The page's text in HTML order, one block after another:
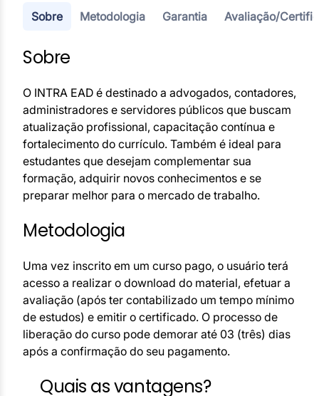
Sobre Metodologia Garantia Avaliação/
Sobre
O INTRA EAD é destinado a advogados, contadores,
administradores e servidores públicos que buscam
atualização profissional, capacitação contínua e
fortalecimento do currículo. Também é ideal para
estudantes que desejam complementar sua
formação, adquirir novos conhecimentos e se
preparar melhor para o mercado de trabalho.
Metodologia
Uma vez inscrito em um curso pago, o usuário terá
acesso a realizar o download do material, efetuar a
avaliação (após ter contabilizado um tempo mínimo
de estudos) e emitir o certificado. O processo de
liberação do curso pode demorar até 03 (três) dias
após a confirmação do seu pagamento.
Quais as vantagens?